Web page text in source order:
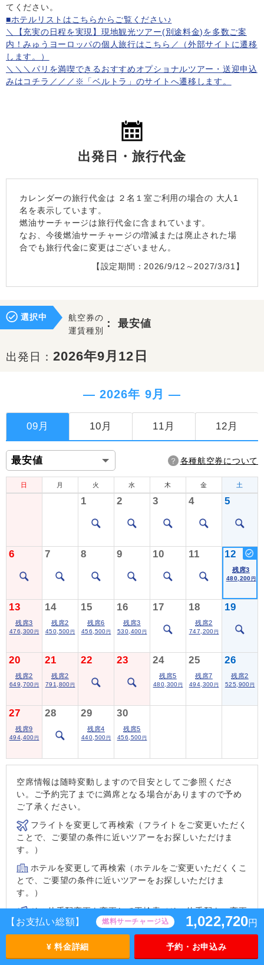
【お支払い総額】 燃料サーチャージ込 1,022,720円
¥ 料金詳細 予約・お申込み
てください。
■ホテルリストはこちらからご覧ください♪
＼【充実の日程を実現】現地観光ツアー(別途料金)を多数ご案
内！みゅうヨーロッパの個人旅行はこちら／（外部サイトに遷移
します。）
＼＼＼パリを満喫できるおすすめオプショナルツアー・送迎申込
みはコチラ／／／※「ベルトラ」のサイトへ遷移します。
出発日・旅行代金
カレンダーの旅行代金は ２名１室 ご利用の場合の 大人1
名を表示しています。
燃油サーチャージは旅行代金に含まれています。
なお、今後燃油サーチャージの増減または廃止された場
合でも旅行代金に変更はございません。
【設定期間：2026/9/12～2027/3/31】
選択中
航空券の
運賃種別
：最安値
出発日： 2026年9月12日
― 2026年 9月 ―
09月 10月 11月 12月
各種航空券について
日 月 火 水 木 金 土
1 2 3 4 5
6 7 8 9 10 11 12
残席3
480,200 円
13
残席3
476,300 円
14
残席2
450,500 円
15
残席6
456,500 円
16
残席3
530,400 円
17 18
残席2
747,200 円
19
20
残席2
649,700 円
21
残席2
791,800 円
22 23 24
残席5
480,300 円
25
残席7
494,300 円
26
残席2
525,900 円
27
残席9
494,400 円
28 29
残席4
440,500 円
30
残席5
456,500 円
空席情報は随時変動しますので目安としてご参照くださ
い。ご予約完了までに満席となる場合がありますので予め
ご了承ください。
フライトを変更して再検索（フライトをご変更いただく
ことで、ご要望の条件に近いツアーをお探しいただけま
す。）
ホテルを変更して再検索（ホテルをご変更いただくくこ
とで、ご要望の条件に近いツアーをお探しいただけま
す。）
その他手配変更を変更して再検索（その他手配をご変更
いただくことで、ご要望の条件に近いツアーをお探しいた
だけます。）
ツアーをご提案できないため、ご要望の条件に近い「海